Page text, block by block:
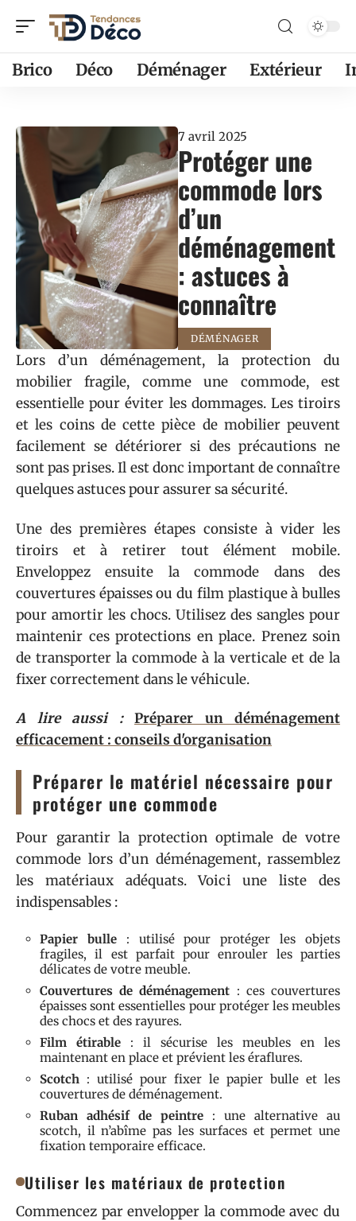
Brico Déco Déménager Extérieur
7 avril 2025
Protéger une
commode lors
d’un
déménagement
: astuces à
connaître
DÉMÉNAGER
Lors d’un déménagement, la protection du
mobilier fragile, comme une commode, est
essentielle pour éviter les dommages. Les tiroirs
et les coins de cette pièce de mobilier peuvent
facilement se détériorer si des précautions ne
sont pas prises. Il est donc important de connaître
quelques astuces pour assurer sa sécurité.
Une des premières étapes consiste à vider les
tiroirs et à retirer tout élément mobile.
Enveloppez ensuite la commode dans des
couvertures épaisses ou du film plastique à bulles
pour amortir les chocs. Utilisez des sangles pour
maintenir ces protections en place. Prenez soin
de transporter la commode à la verticale et de la
fixer correctement dans le véhicule.
A lire aussi :
Préparer un déménagement
efficacement : conseils d'organisation
Préparer le matériel nécessaire pour
protéger une commode
Pour garantir la protection optimale de votre
commode lors d’un déménagement, rassemblez
les matériaux adéquats. Voici une liste des
indispensables :
Papier bulle: utilisé pour protéger les objets
fragiles, il est parfait pour enrouler les parties
délicates de votre meuble.
Couvertures de déménagement : ces couvertures
épaisses sont essentielles pour protéger les meubles
des chocs et des rayures.
Film étirable : il sécurise les meubles en les
maintenant en place et prévient les éraflures.
Scotch : utilisé pour fixer le papier bulle et les
couvertures de déménagement.
Ruban adhésif de peintre : une alternative au
scotch, il n’abîme pas les surfaces et permet une
fixation temporaire efficace.
Utiliser les matériaux de protection
Commencez par envelopper la commode avec du